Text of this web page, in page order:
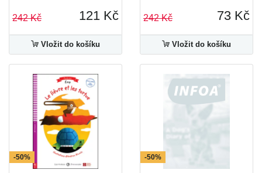
242 Kč 121 Kč
Vložit do košíku
242 Kč 73 Kč
Vložit do košíku
-50% -50%